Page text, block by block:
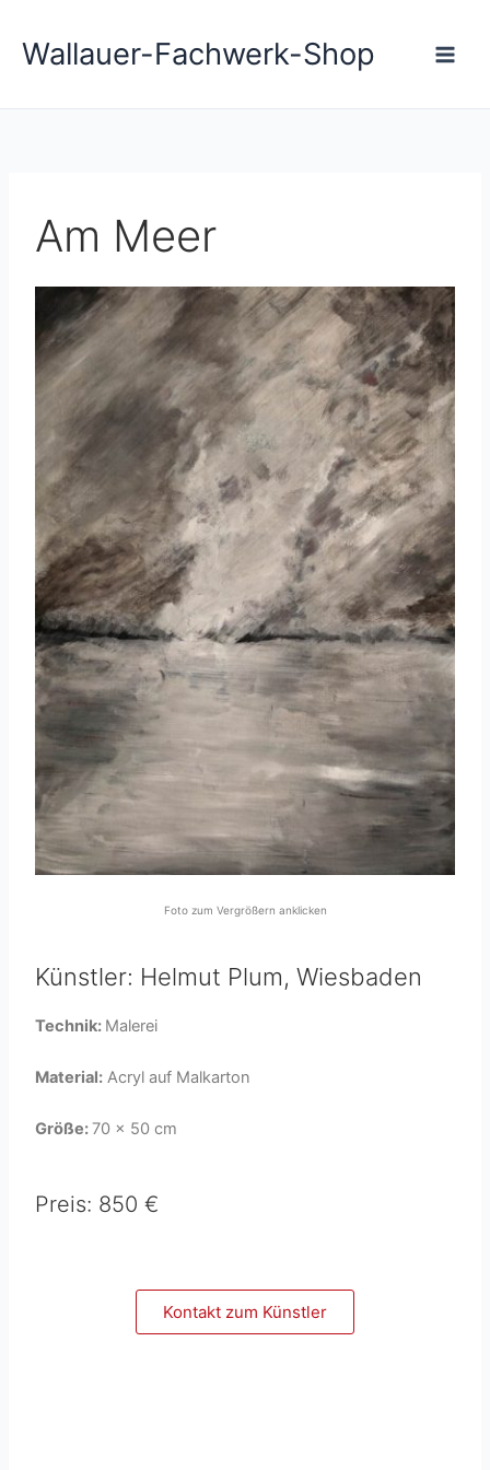
Inhalt
springen
Wallauer-Fachwerk-Shop
Am Meer
Foto zum Vergrößern anklicken
Künstler: Helmut Plum, Wiesbaden
Technik: Malerei
Material: Acryl auf Malkarton
Größe:70 x 50 cm
Preis: 850 €
Kontakt zum Künstler